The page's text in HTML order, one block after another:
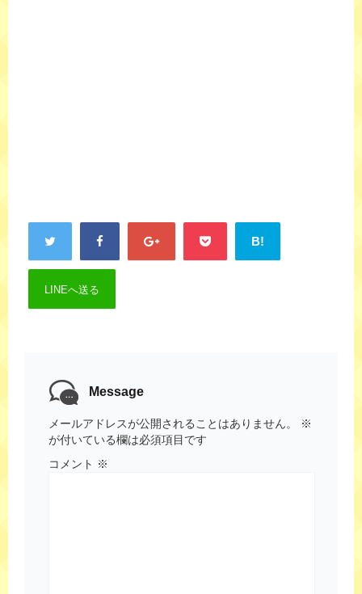
B!
LINEへ送る
Message
メールアドレスが公開されることはありません。
※
が付いている欄は必須項目です
コメント ※